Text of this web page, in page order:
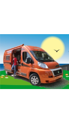
Fourgon-
Forum de conseils
aménagés, vans et